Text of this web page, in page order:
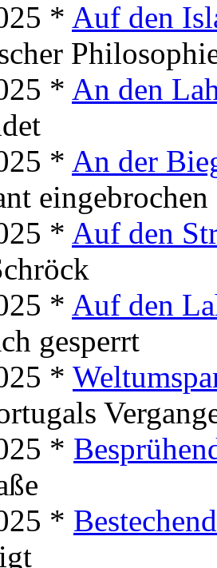
* Auf den
* An den
* An der
eingebrochen
* Auf den
* Auf den
gesperrt
*
*
* Bestechend